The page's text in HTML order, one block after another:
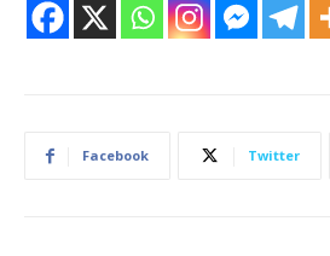
Facebook Twitter